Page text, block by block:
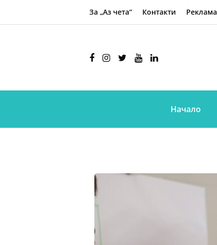
За „Аз чета“ Контакти Реклама
Начало